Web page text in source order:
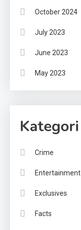
October 2024
July 2023
June 2023
May 2023
Kategori
Crime
Entertainment
Exclusives
Facts